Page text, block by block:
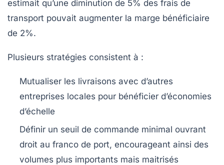
estimait qu’une diminution de 5% des frais de
transport pouvait augmenter la marge bénéficiaire
de 2%.
Plusieurs stratégies consistent à :
Mutualiser les livraisons avec d’autres
entreprises locales pour bénéficier d’économies
d’échelle
Définir un seuil de commande minimal ouvrant
droit au franco de port, encourageant ainsi des
volumes plus importants mais maitrisés